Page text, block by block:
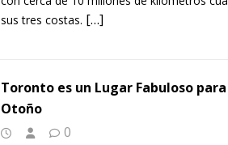
sus tres costas. […]
Toronto es un Lugar Fabuloso para
Otoño
0